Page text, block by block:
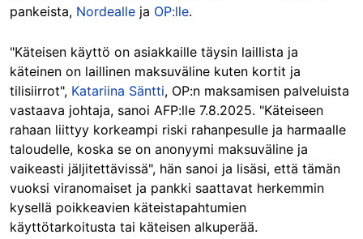
pankeista, Nordealle ja OP:lle.
"Käteisen käyttö on asiakkaille täysin laillista ja
käteinen on laillinen maksuväline kuten kortit ja
tilisiirrot", Katariina Säntti, OP:n maksamisen palveluista
vastaava johtaja, sanoi AFP:lle 7.8.2025. "Käteiseen
rahaan liittyy korkeampi riski rahanpesulle ja harmaalle
taloudelle, koska se on anonyymi maksuväline ja
vaikeasti jäljitettävissä", hän sanoi ja lisäsi, että tämän
vuoksi viranomaiset ja pankki saattavat herkemmin
kysellä poikkeavien käteistapahtumien
käyttötarkoitusta tai käteisen alkuperää.